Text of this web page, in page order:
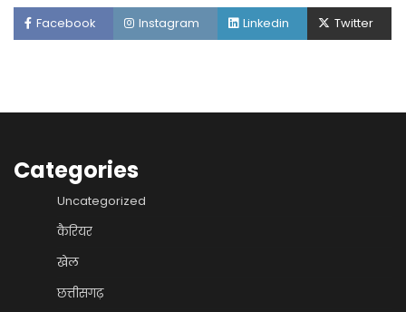
Facebook Instagram Linkedin Twitter
Categories
Uncategorized
कैरियर
खेल
छत्तीसगढ़